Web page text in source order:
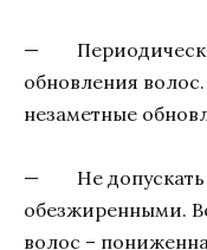
— Периодически
обновления
незаметные
— Не допускать
обезжиренными.
волос –